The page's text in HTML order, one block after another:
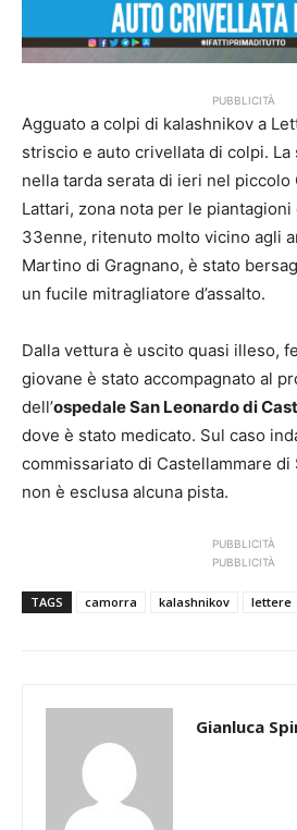
PUBBLICITÀ
Agguato a colpi di kalashnikov a
striscio e auto crivellata di colpi. La
nella tarda serata di ieri nel piccolo
Lattari, zona nota per le piantagioni
33enne, ritenuto molto vicino agli
Martino di Gragnano, è stato
un fucile mitragliatore d’assalto.
Dalla vettura è uscito quasi illeso,
giovane è stato accompagnato al
dell’ospedale San Leonardo di
dove è stato medicato. Sul caso
commissariato di Castellammare di
non è esclusa alcuna pista.
PUBBLICITÀ
PUBBLICITÀ
TAGS camorra kalashnikov lettere
Gianluca